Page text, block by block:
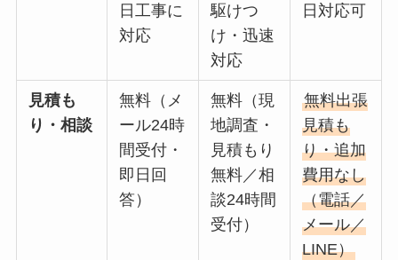
日工事に
対応
駆けつ
け・迅速
対応
日対応可
見積も
り・相談
無料（メ
ール24時
間受付・
即日回
答）
無料（現
地調査・
見積もり
無料／相
談24時間
受付）
無料出張
見積も
り・追加
費用なし
（電話／
メール／
LINE）